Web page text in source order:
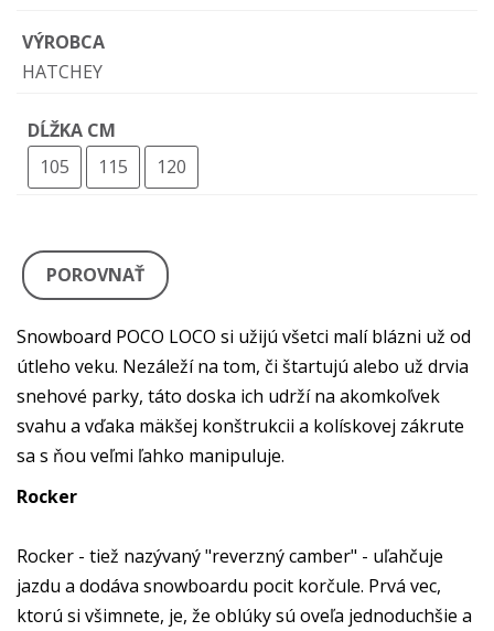
VÝROBCA
HATCHEY
DĹŽKA CM
105
115 120
POROVNAŤ
Snowboard POCO LOCO si užijú všetci malí blázni už od
útleho veku. Nezáleží na tom, či štartujú alebo už drvia
snehové parky, táto doska ich udrží na akomkoľvek
svahu a vďaka mäkšej konštrukcii a kolískovej zákrute
sa s ňou veľmi ľahko manipuluje.
Rocker
Rocker - tiež nazývaný "reverzný camber" - uľahčuje
jazdu a dodáva snowboardu pocit korčule. Prvá vec,
ktorú si všimnete, je, že oblúky sú oveľa jednoduchšie a